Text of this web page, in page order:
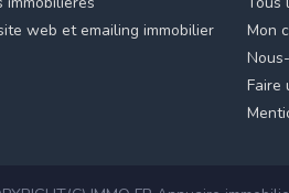
web et emailing immobilier
Mon
Faire